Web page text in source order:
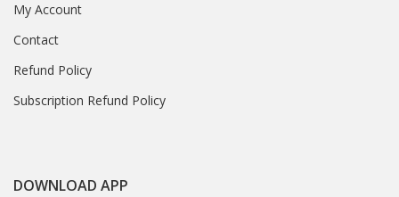
My Account
Contact
Refund Policy
Subscription Refund Policy
DOWNLOAD APP